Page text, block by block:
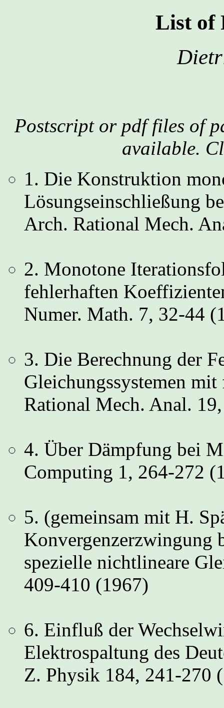
List of
Postscript or pdf files of
available.
1. Die Konstruktion
Lösungseinschließung
Arch. Rational Mech.
2. Monotone
fehlerhaften
Numer. Math. 7, 32-44
3. Die Berechnung der
Gleichungssystemen
Rational Mech. Anal.
4. Über Dämpfung bei
Computing 1, 264-272
5. (gemeinsam mit H.
Konvergenzerzwingung
spezielle nichtlineare
409-410 (1967)
6. Einfluß der
Elektrospaltung des
Z. Physik 184, 241-270